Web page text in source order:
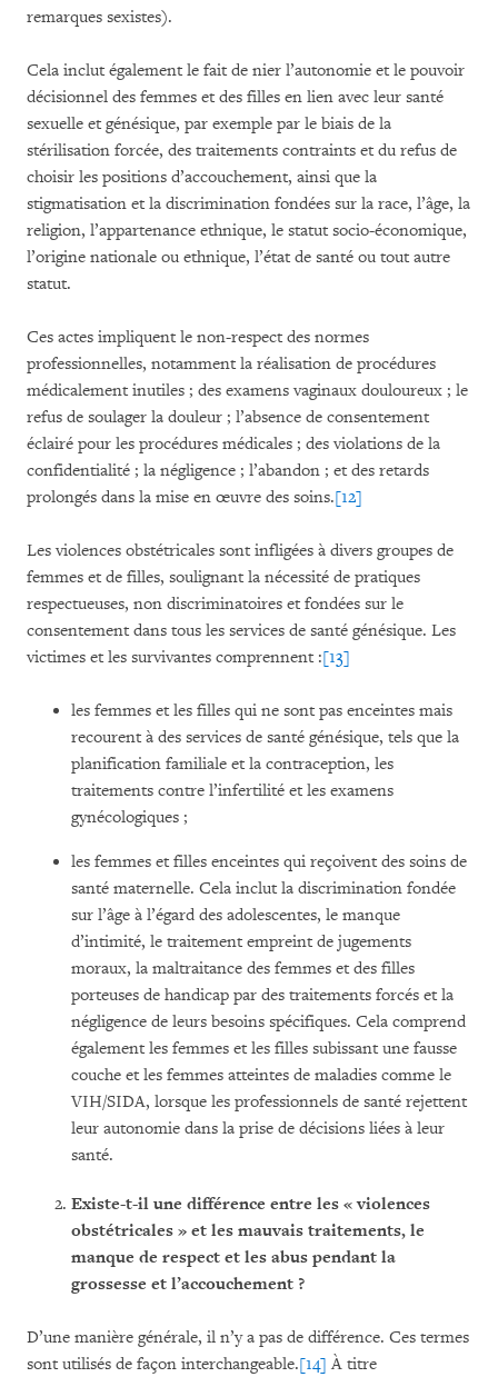
remarques sexistes).
Cela inclut également le fait de nier l’autonomie et le pouvoir
décisionnel des femmes et des filles en lien avec leur santé
sexuelle et génésique, par exemple par le biais de la
stérilisation forcée, des traitements contraints et du refus de
choisir les positions d’accouchement, ainsi que la
stigmatisation et la discrimination fondées sur la race, l’âge, la
religion, l’appartenance ethnique, le statut socio-économique,
l’origine nationale ou ethnique, l’état de santé ou tout autre
statut.
Ces actes impliquent le non-respect des normes
professionnelles, notamment la réalisation de procédures
médicalement inutiles ; des examens vaginaux douloureux ; le
refus de soulager la douleur ; l’absence de consentement
éclairé pour les procédures médicales ; des violations de la
confidentialité ; la négligence ; l’abandon ; et des retards
prolongés dans la mise en œuvre des soins.[12]
Les violences obstétricales sont infligées à divers groupes de
femmes et de filles, soulignant la nécessité de pratiques
respectueuses, non discriminatoires et fondées sur le
consentement dans tous les services de santé génésique. Les
victimes et les survivantes comprennent :[13]
les femmes et les filles qui ne sont pas enceintes mais
recourent à des services de santé génésique, tels que la
planification familiale et la contraception, les
traitements contre l’infertilité et les examens
gynécologiques ;
les femmes et filles enceintes qui reçoivent des soins de
santé maternelle. Cela inclut la discrimination fondée
sur l’âge à l’égard des adolescentes, le manque
d’intimité, le traitement empreint de jugements
moraux, la maltraitance des femmes et des filles
porteuses de handicap par des traitements forcés et la
négligence de leurs besoins spécifiques. Cela comprend
également les femmes et les filles subissant une fausse
couche et les femmes atteintes de maladies comme le
VIH/SIDA, lorsque les professionnels de santé rejettent
leur autonomie dans la prise de décisions liées à leur
santé.
Existe-t-il une différence entre les « violences
obstétricales » et les mauvais traitements, le
manque de respect et les abus pendant la
grossesse et l’accouchement ?
D’une manière générale, il n’y a pas de différence. Ces termes
sont utilisés de façon interchangeable.[14] À titre